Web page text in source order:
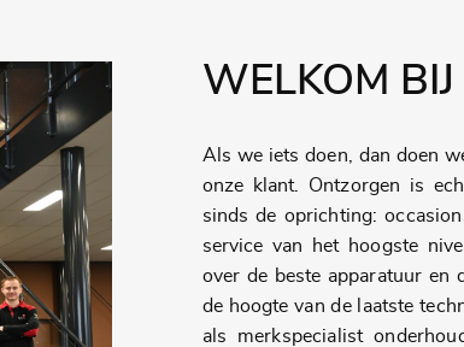
WELKOM
Als we iets doen, dan doen
onze klant. Ontzorgen is
sinds de oprichting:
service van het hoogste
over de beste apparatuur en
de hoogte van de laatste
als merkspecialist